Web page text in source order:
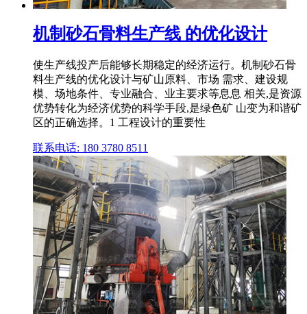
机制砂石骨料生产线 的优化设计
使生产线投产后能够长期稳定的经济运行。机制砂石骨
料生产线的优化设计与矿山原料、市场 需求、建设规
模、场地条件、专业融合、业主要求等息息 相关,是资源
优势转化为经济优势的科学手段,是绿色矿 山变为和谐矿
区的正确选择。1 工程设计的重要性
联系电话: 180 3780 8511